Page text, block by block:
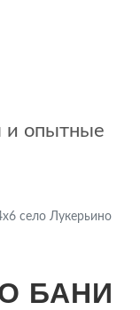
и опытные
село Лукерьино
БАНИ